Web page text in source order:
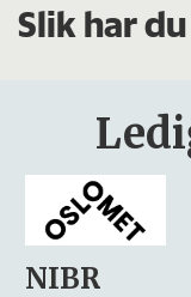
Slik har
Rektor